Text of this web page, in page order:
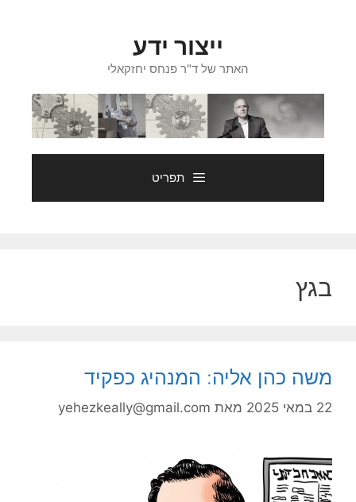
ייצור ידע
האתר של ד"ר פנחס יחזקאלי
תפריט
בגץ
משה כהן אליה: המנהיג כפקיד
22 במאי 2025 מאת yehezkeally@gmail.com